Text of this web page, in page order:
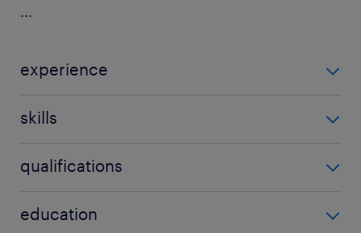
...
experience
skills
qualifications
education